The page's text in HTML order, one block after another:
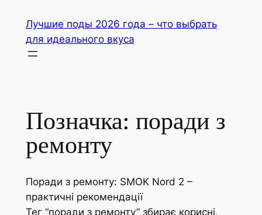
вмісту
Лучшие поды 2026 года – что выбрать
для идеального вкуса
Позначка: поради з
ремонту
Поради з ремонту: SMOK Nord 2 –
практичні рекомендації
Тег “поради з ремонту” збирає корисні,